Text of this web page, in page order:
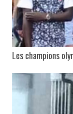
Les champions